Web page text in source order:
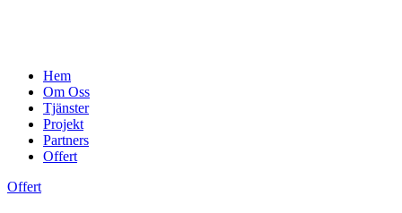
Hem
Om Oss
Tjänster
Projekt
Partners
Offert
Offert